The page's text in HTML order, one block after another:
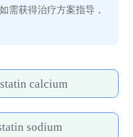
需获得治疗方案指导，
calcium
sodium